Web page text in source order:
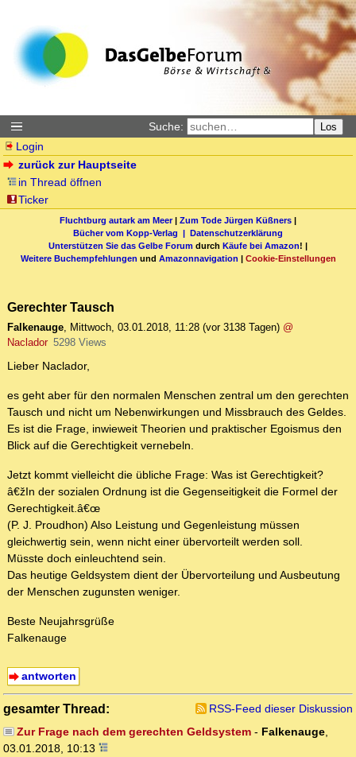
Suche: Los
Login
zurück zur Hauptseite
in Thread öffnen
Ticker
Fluchtburg autark am Meer| Zum Tode Jürgen Küßners |
Bücher vom Kopp-Verlag | Datenschutzerklärung
Unterstützen Sie das Gelbe Forum durch Käufe bei Amazon! |
Weitere Buchempfehlungen und Amazonnavigation | Cookie-Einstellungen
Gerechter Tausch
Falkenauge, Mittwoch, 03.01.2018, 11:28 (vor 3138 Tagen) @
Naclador 5298 Views
Lieber Naclador,
es geht aber für den normalen Menschen zentral um den gerechten
Tausch und nicht um Nebenwirkungen und Missbrauch des Geldes.
Es ist die Frage, inwieweit Theorien und praktischer Egoismus den
Blick auf die Gerechtigkeit vernebeln.
Jetzt kommt vielleicht die übliche Frage: Was ist Gerechtigkeit?
â€žIn der sozialen Ordnung ist die Gegenseitigkeit die Formel der
Gerechtigkeit.â€œ
(P. J. Proudhon) Also Leistung und Gegenleistung müssen
gleichwertig sein, wenn nicht einer übervorteilt werden soll.
Müsste doch einleuchtend sein.
Das heutige Geldsystem dient der Übervorteilung und Ausbeutung
der Menschen zugunsten weniger.
Beste Neujahrsgrüße
Falkenauge
antworten
gesamter Thread:
RSS-Feed dieser Diskussion
Zur Frage nach dem gerechten Geldsystem- Falkenauge,
03.01.2018, 10:13